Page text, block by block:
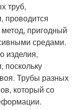
труб,
проводится
пригодный
средами.
изделия,
Трубы разных
который со